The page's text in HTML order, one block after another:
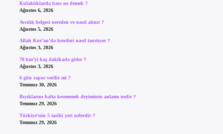
Kulaklıklarda bass ne demek ?
Ağustos 6, 2026
Avcılık belgesi nereden ve nasıl alınır ?
Ağustos 5, 2026
Allah Kur’an’da kendini nasıl tanıtıyor ?
Ağustos 3, 2026
70 km’yi kaç dakikada gider ?
Ağustos 3, 2026
6 gün rapor verilir mi ?
Temmuz 30, 2026
Bıyıklarını balta kesmemek deyiminin anlamı nedir ?
Temmuz 29, 2026
Türkiye’nin 5 tarihi yeri nelerdir ?
Temmuz 29, 2026